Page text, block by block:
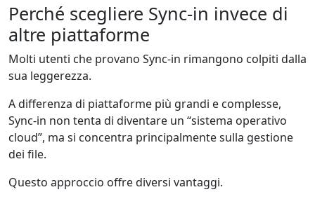
Perché scegliere Sync-in invece di
altre piattaforme
Molti utenti che provano Sync-in rimangono colpiti dalla
sua leggerezza.
A differenza di piattaforme più grandi e complesse,
Sync-in non tenta di diventare un “sistema operativo
cloud”, ma si concentra principalmente sulla gestione
dei file.
Questo approccio offre diversi vantaggi.